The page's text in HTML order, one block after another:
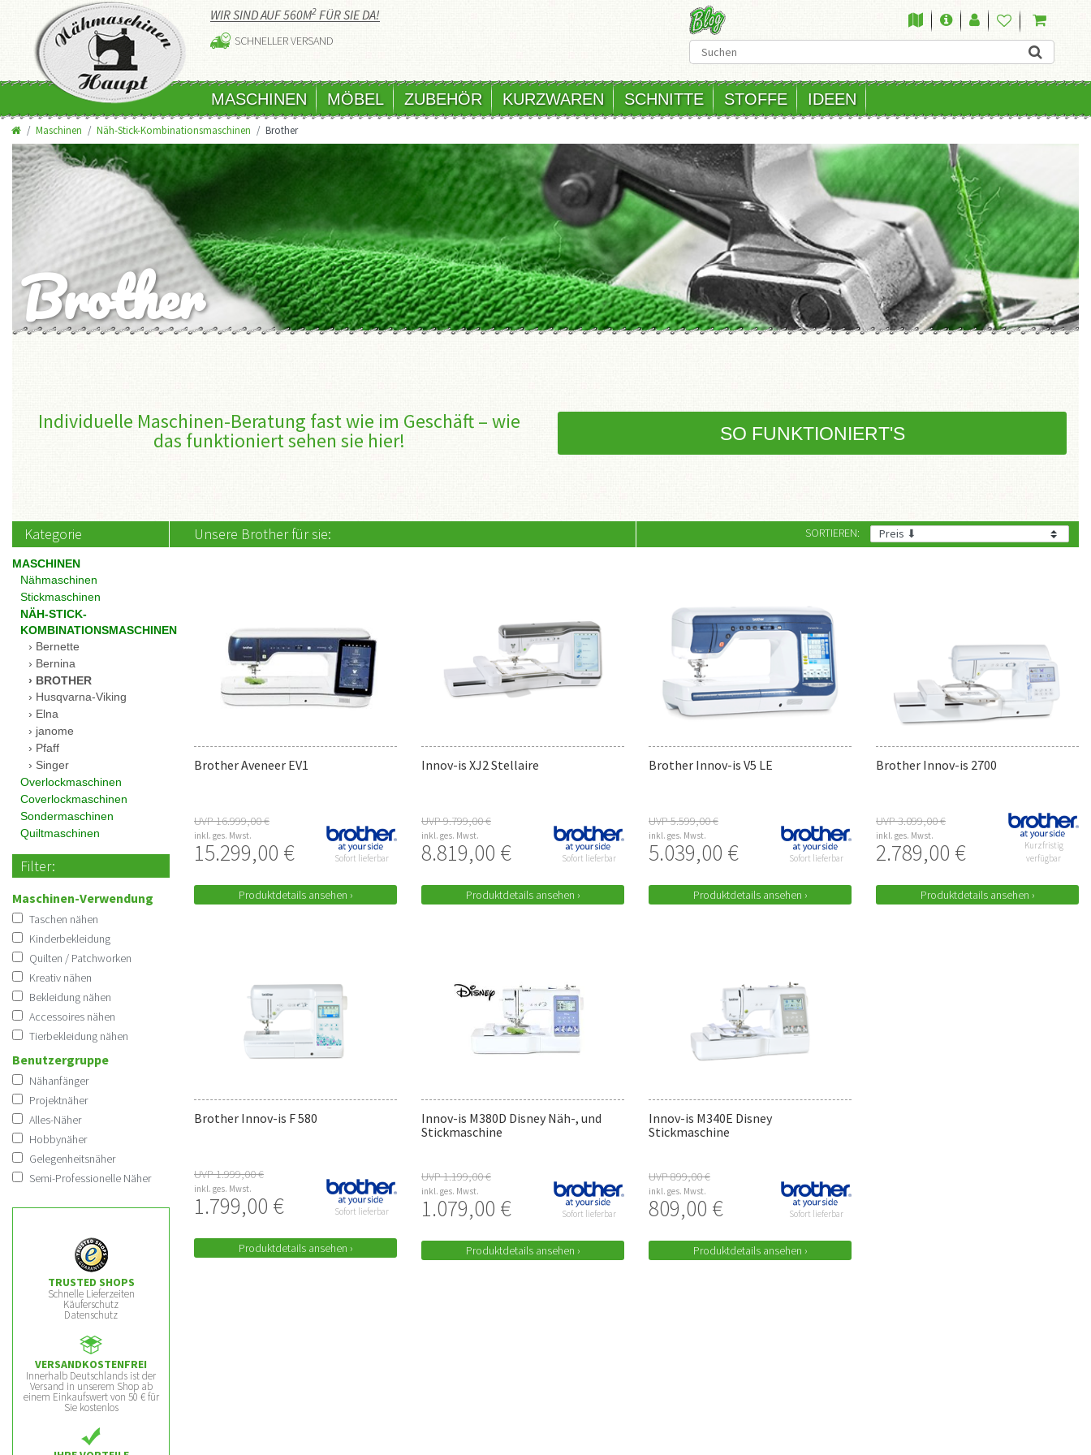
WIR SIND AUF 560M2 FÜR SIE DA!
SCHNELLER VERSAND
MASCHINEN MÖBEL ZUBEHÖR KURZWAREN SCHNITTE STOFFE IDEEN
Maschinen Näh-Stick-Kombinationsmaschinen Brother
Brother
Individuelle Maschinen-Beratung fast wie im Geschäft – wie
das funktioniert sehen sie hier! SO FUNKTIONIERT'S
Kategorie Unsere Brother für sie: SORTIEREN:
MASCHINEN
Nähmaschinen
Stickmaschinen
NÄH-STICK-
KOMBINATIONSMASCHINEN
Bernette
Bernina
BROTHER
Husqvarna-Viking
Elna
janome
Pfaff
Singer
Overlockmaschinen
Coverlockmaschinen
Sondermaschinen
Quiltmaschinen
Filter:
Maschinen-Verwendung
Taschen nähen
Kinderbekleidung
Quilten / Patchworken
Kreativ nähen
Bekleidung nähen
Accessoires nähen
Tierbekleidung nähen
Benutzergruppe
Nähanfänger
Projektnäher
Alles-Näher
Hobbynäher
Gelegenheitsnäher
Semi-Professionelle Näher
TRUSTED SHOPS
Schnelle Lieferzeiten
Käuferschutz
Datenschutz
VERSANDKOSTENFREI
Innerhalb Deutschlands ist der
Versand in unserem Shop ab
einem Einkaufswert von 50 € für
Sie kostenlos
Brother Aveneer EV1
UVP 16.999,00 €
inkl. ges. Mwst.
15.299,00 € Sofort lieferbar
Produktdetails ansehen ›
Innov-is XJ2 Stellaire
UVP 9.799,00 €
inkl. ges. Mwst.
8.819,00 € Sofort lieferbar
Produktdetails ansehen ›
Brother Innov-is V5 LE
UVP 5.599,00 €
inkl. ges. Mwst.
5.039,00 € Sofort lieferbar
Produktdetails ansehen ›
Brother Innov-is 2700
UVP 3.099,00 €
inkl. ges. Mwst.
2.789,00 €
Kurzfristig
verfügbar
Produktdetails ansehen ›
Brother Innov-is F 580
UVP 1.999,00 €
inkl. ges. Mwst.
1.799,00 € Sofort lieferbar
Produktdetails ansehen ›
Innov-is M380D Disney Näh-, und
Stickmaschine
UVP 1.199,00 €
inkl. ges. Mwst.
1.079,00 € Sofort lieferbar
Produktdetails ansehen ›
Innov-is M340E Disney
Stickmaschine
UVP 899,00 €
inkl. ges. Mwst.
809,00 € Sofort lieferbar
Produktdetails ansehen ›